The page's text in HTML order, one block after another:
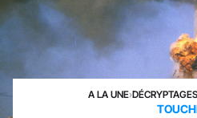
A LA UNE›DÉCRYPTAGES